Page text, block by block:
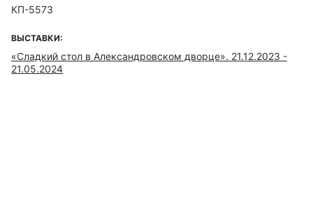
КП-5573
ВЫСТАВКИ:
«Сладкий стол в Александровском дворце». 21.12.2023 -
21.05.2024